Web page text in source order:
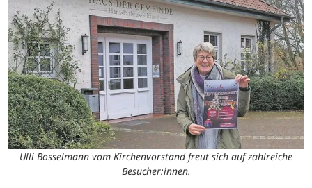
Ulli Bosselmann vom Kirchenvorstand freut sich auf zahlreiche
Besucher:innen.